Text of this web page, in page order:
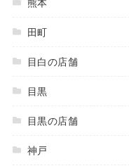
熊本
田町
目白の店舗
目黒
目黒の店舗
神戸